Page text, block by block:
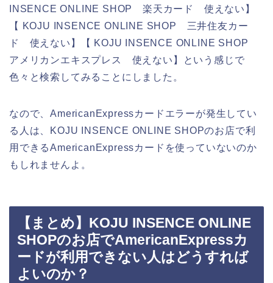
INSENCE ONLINE SHOP 楽天カード 使えない】
【 KOJU INSENCE ONLINE SHOP 三井住友カー
ド 使えない】【 KOJU INSENCE ONLINE SHOP
アメリカンエキスプレス 使えない】という感じで
色々と検索してみることにしました。
なので、AmericanExpressカードエラーが発生してい
る人は、KOJU INSENCE ONLINE SHOPのお店で利
用できるAmericanExpressカードを使っていないのか
もしれませんよ。
【まとめ】KOJU INSENCE ONLINE
SHOPのお店でAmericanExpressカ
ードが利用できない人はどうすれば
よいのか？